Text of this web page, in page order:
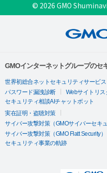
© 2026 GMO